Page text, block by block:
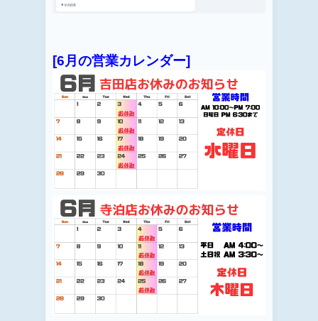
[6月の営業カレンダー]